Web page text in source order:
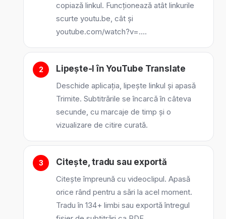
copiază linkul. Funcționează atât linkurile
scurte youtu.be, cât și
youtube.com/watch?v=….
Lipește-l în YouTube Translate
Deschide aplicația, lipește linkul și apasă
Trimite. Subtitrările se încarcă în câteva
secunde, cu marcaje de timp și o
vizualizare de citire curată.
Citește, tradu sau exportă
Citește împreună cu videoclipul. Apasă
orice rând pentru a sări la acel moment.
Tradu în 134+ limbi sau exportă întregul